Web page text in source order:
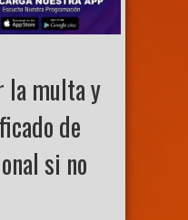
la multa y
de
si no